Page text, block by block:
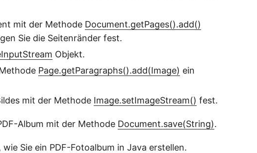
mit der Methode Document.getPages().add()
Sie die Seitenränder fest.
Objekt.
Page.getParagraphs().add(Image) ein
mit der Methode Image.setImageStream() fest.
Album mit der Methode Document.save(String).
Sie ein PDF-Fotoalbum in Java erstellen.